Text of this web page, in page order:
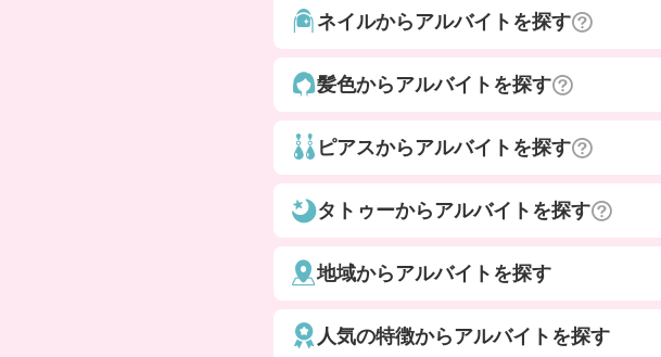
ネイルからアルバイトを探す
髪色からアルバイトを探す
ピアスからアルバイトを探す
タトゥーからアルバイトを探す
地域からアルバイトを探す
人気の特徴からアルバイトを探す